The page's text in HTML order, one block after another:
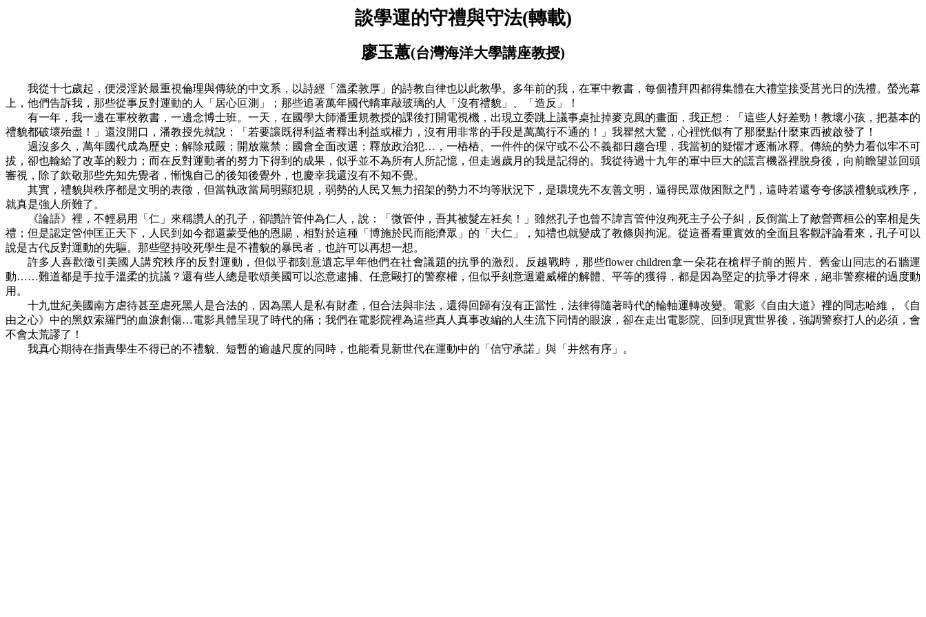
談學運的守禮與守法(轉載)
廖玉蕙(台灣海洋大學講座教授)
我從十七歲起，便浸淫於最重視倫理與傳統的中文系，以詩經「溫柔敦厚」的詩教自律也以此教學。多年前的我，在軍中教書，每個禮拜四都得集體在大禮堂接受莒光日的洗禮。螢光幕
上，他們告訴我，那些從事反對運動的人「居心叵測」；那些追著萬年國代轎車敲玻璃的人「沒有禮貌」、「造反」！
有一年，我一邊在軍校教書，一邊念博士班。一天，在國學大師潘重規教授的課後打開電視機，出現立委跳上議事桌扯掉麥克風的畫面，我正想：「這些人好差勁！教壞小孩，把基本的
禮貌都破壞殆盡！」還沒開口，潘教授先就說：「若要讓既得利益者釋出利益或權力，沒有用非常的手段是萬萬行不通的！」我瞿然大驚，心裡恍似有了那麼點什麼東西被啟發了！
過沒多久，萬年國代成為歷史；解除戒嚴；開放黨禁；國會全面改選；釋放政治犯… ，一樁樁、一件件的保守或不公不義都日趨合理，我當初的疑懼才逐漸冰釋。傳統的勢力看似牢不可
拔，卻也輸給了改革的毅力；而在反對運動者的努力下得到的成果，似乎並不為所有人所記憶，但走過歲月的我是記得的。我從待過十九年的軍中巨大的謊言機器裡脫身後，向前瞻望並回頭
審視，除了欽敬那些先知先覺者，慚愧自己的後知後覺外，也慶幸我還沒有不知不覺。
其實，禮貌與秩序都是文明的表徵，但當執政當局明顯犯規，弱勢的人民又無力招架的勢力不均等狀況下，是環境先不友善文明，逼得民眾做困獸之鬥，這時若還夸夸侈談禮貌或秩序，
就真是強人所難了。
《論語》裡，不輕易用「仁」來稱讚人的孔子，卻讚許管仲為仁人，說：「微管仲，吾其被髮左衽矣！」雖然孔子也曾不諱言管仲沒殉死主子公子糾，反倒當上了敵營齊桓公的宰相是失
禮；但是認定管仲匡正天下，人民到如今都還蒙受他的恩賜，相對於這種「博施於民而能濟眾」的「大仁」，知禮也就變成了教條與拘泥。從這番看重實效的全面且客觀評論看來，孔子可以
說是古代反對運動的先驅。那些堅持咬死學生是不禮貌的暴民者，也許可以再想一想。
許多人喜歡徵引美國人講究秩序的反對運動，但似乎都刻意遺忘早年他們在社會議題的抗爭的激烈。反越戰時，那些flower children拿一朵花在槍桿子前的照片、舊金山同志的石牆運
動……難道都是手拉手溫柔的抗議？還有些人總是歌頌美國可以恣意逮捕、任意毆打的警察權，但似乎刻意迴避威權的解體、平等的獲得，都是因為堅定的抗爭才得來，絕非警察權的過度動
用。
十九世紀美國南方虐待甚至虐死黑人是合法的，因為黑人是私有財產，但合法與非法，還得回歸有沒有正當性，法律得隨著時代的輪軸運轉改變。電影《自由大道》裡的同志哈維，《自
由之心》中的黑奴索羅門的血淚創傷…電影具體呈現了時代的痛；我們在電影院裡為這些真人真事改編的人生流下同情的眼淚，卻在走出電影院、回到現實世界後，強調警察打人的必須，會
不會太荒謬了！
我真心期待在指責學生不得已的不禮貌、短暫的逾越尺度的同時，也能看見新世代在運動中的「信守承諾」與「井然有序」。